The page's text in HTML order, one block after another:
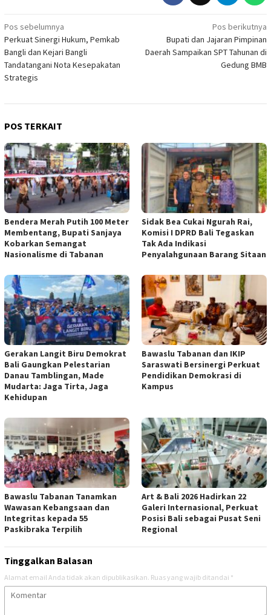
Navigasi
pos
Pos sebelumnya
Perkuat Sinergi Hukum, Pemkab
Bangli dan Kejari Bangli
Tandatangani Nota Kesepakatan
Strategis
Pos berikutnya
Bupati dan Jajaran Pimpinan
Daerah Sampaikan SPT Tahunan di
Gedung BMB
POS TERKAIT
Bendera Merah Putih 100 Meter
Membentang, Bupati Sanjaya
Kobarkan Semangat
Nasionalisme di Tabanan
Sidak Bea Cukai Ngurah Rai,
Komisi I DPRD Bali Tegaskan
Tak Ada Indikasi
Penyalahgunaan Barang Sitaan
Gerakan Langit Biru Demokrat
Bali Gaungkan Pelestarian
Danau Tamblingan, Made
Mudarta: Jaga Tirta, Jaga
Kehidupan
Bawaslu Tabanan dan IKIP
Saraswati Bersinergi Perkuat
Pendidikan Demokrasi di
Kampus
Bawaslu Tabanan Tanamkan
Wawasan Kebangsaan dan
Integritas kepada 55
Paskibraka Terpilih
Art & Bali 2026 Hadirkan 22
Galeri Internasional, Perkuat
Posisi Bali sebagai Pusat Seni
Regional
Tinggalkan Balasan
Alamat email Anda tidak akan dipublikasikan. Ruas yang wajib ditandai *